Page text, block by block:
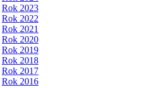
Rok 2023
Rok 2022
Rok 2021
Rok 2020
Rok 2019
Rok 2018
Rok 2017
Rok 2016